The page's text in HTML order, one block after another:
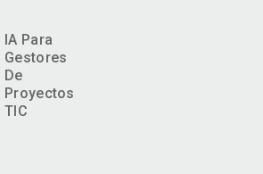
IA Para
Gestores
De
Proyectos
TIC